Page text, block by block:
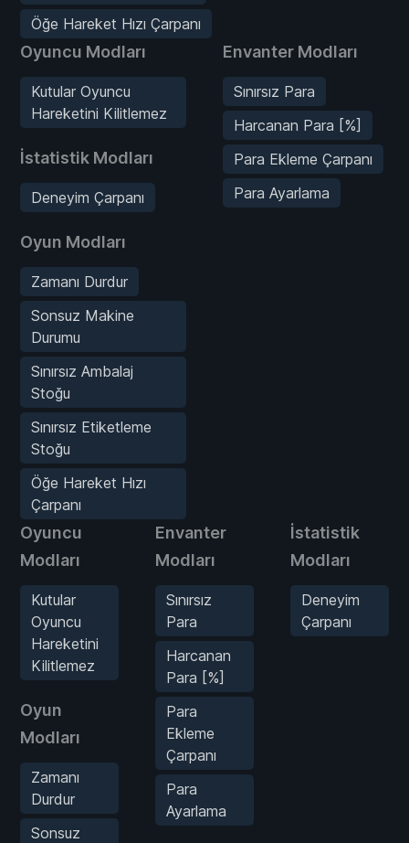
Öğe Hareket Hızı Çarpanı
Oyuncu Modları
Kutular Oyuncu
Hareketini Kilitlemez
İstatistik Modları
Deneyim Çarpanı
Oyun Modları
Zamanı Durdur
Sonsuz Makine
Durumu
Sınırsız Ambalaj
Stoğu
Sınırsız Etiketleme
Stoğu
Öğe Hareket Hızı
Çarpanı
Envanter Modları
Sınırsız Para
Harcanan Para [%]
Para Ekleme Çarpanı
Para Ayarlama
Oyuncu
Modları
Kutular
Oyuncu
Hareketini
Kilitlemez
Oyun
Modları
Zamanı
Durdur
Sonsuz
Envanter
Modları
Sınırsız
Para
Harcanan
Para [%]
Para
Ekleme
Çarpanı
Para
Ayarlama
İstatistik
Modları
Deneyim
Çarpanı